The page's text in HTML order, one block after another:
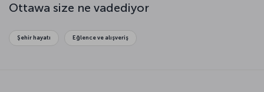
Ottawa size ne vadediyor
Şehir hayatı Eğlence ve alışveriş